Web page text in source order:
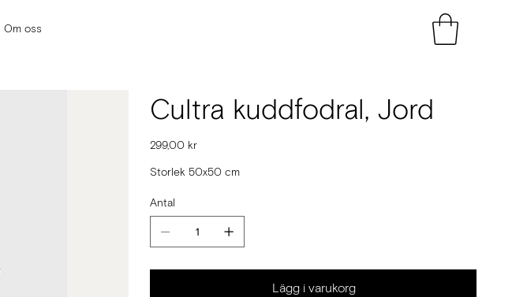
Om oss
Cultra kuddfodral, Jord
Pris
299,00 kr
Storlek 50x50 cm
Antal
Lägg i varukorg